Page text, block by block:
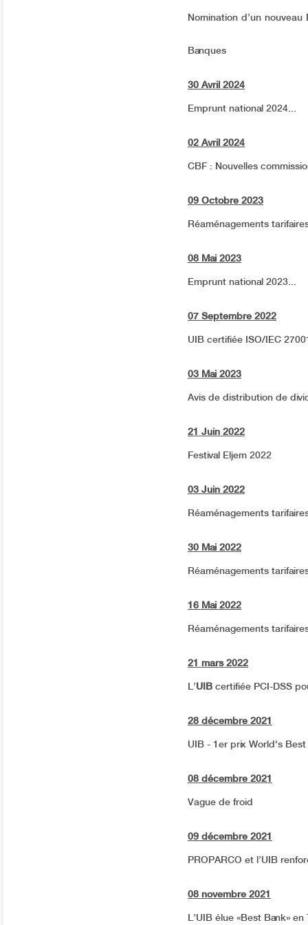
Nomination d’un
Banques
30 Avril 2024
Emprunt national 2024...
02 Avril 2024
CBF : Nouvelles
09 Octobre 2023
Réaménagements
08 Mai 2023
Emprunt national 2023...
07 Septembre 2022
UIB certifiée ISO/IEC
03 Mai 2023
Avis de distribution de
21 Juin 2022
Festival Eljem 2022
03 Juin 2022
Réaménagements
30 Mai 2022
Réaménagements
16 Mai 2022
Réaménagements
21 mars 2022
L’UIB certifiée PCI-DSS
28 décembre 2021
UIB - 1er prix World's
08 décembre 2021
Vague de froid
09 décembre 2021
PROPARCO et l’UIB
08 novembre 2021
L’UIB élue «Best Bank» en